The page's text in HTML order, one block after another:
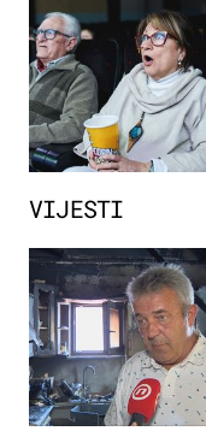
VIJESTI